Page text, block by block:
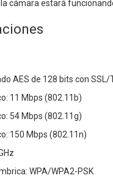
cámara estará
AES de 128 bits con SSL/
11 Mbps (802.11b)
54 Mbps (802.11g)
150 Mbps (802.11n)
WPA/WPA2-PSK